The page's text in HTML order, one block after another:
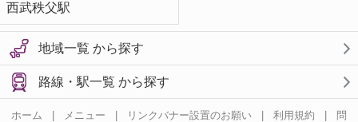
西武秩父駅
地域一覧 から探す
路線・駅一覧 から探す
ホーム | メニュー | リンクバナー設置のお願い | 利用規約 |
問